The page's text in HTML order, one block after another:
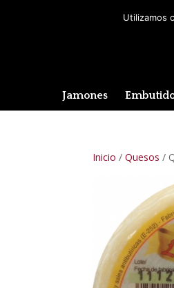
Jamones
Inicio /Quesos /
Utilizamos